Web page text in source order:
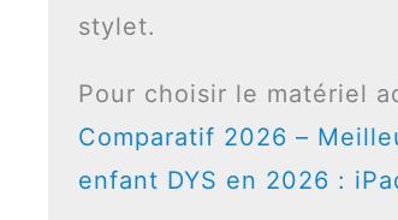
stylet.
Pour choisir le matériel
Comparatif 2026 –
enfant DYS en 2026 :